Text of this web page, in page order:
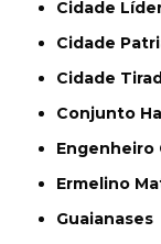
Cidade
Cidade
Cidade
Conjunto
Ermelino
Guaianases